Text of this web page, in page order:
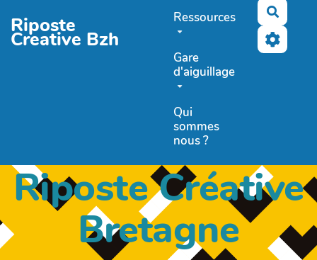
Riposte
Creative Bzh
Ressources
Gare
d'aiguillage
Qui
sommes
nous ?
Riposte Créative
Bretagne